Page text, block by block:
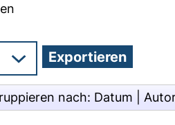
nach: Datum